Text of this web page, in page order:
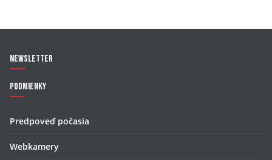
Newsletter
Podmienky
Predpoveď počasia
Webkamery